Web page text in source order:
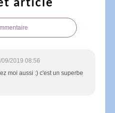
article
09/2019 08:56
moi aussi :) c'est un superbe